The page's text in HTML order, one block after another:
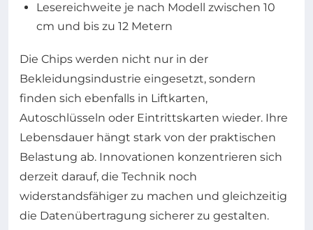
Lesereichweite je nach Modell zwischen 10
cm und bis zu 12 Metern
Die Chips werden nicht nur in der
Bekleidungsindustrie eingesetzt, sondern
finden sich ebenfalls in Liftkarten,
Autoschlüsseln oder Eintrittskarten wieder. Ihre
Lebensdauer hängt stark von der praktischen
Belastung ab. Innovationen konzentrieren sich
derzeit darauf, die Technik noch
widerstandsfähiger zu machen und gleichzeitig
die Datenübertragung sicherer zu gestalten.